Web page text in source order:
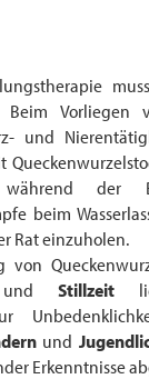
Beim Vor­liegen
und
der
beim
Rat einzuholen.
von
und Stillzeit
nund
Erkenntnisse